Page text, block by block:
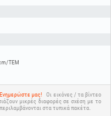
ΤΕΜ
Ενημερώστε μας!
Οι εικόνες / τα βίντεο
μικρές διαφορές σε σχέση με το
στα τυπικά πακέτα.